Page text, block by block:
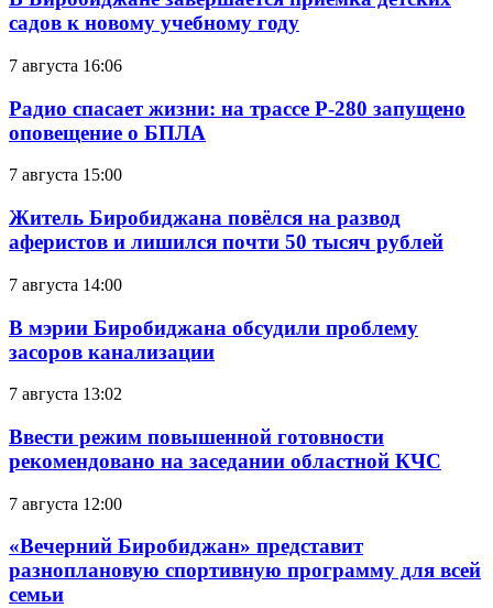
садов к новому учебному году
7 августа 16:06
Радио спасает жизни: на трассе Р-280 запущено
оповещение о БПЛА
7 августа 15:00
Житель Биробиджана повёлся на развод
аферистов и лишился почти 50 тысяч рублей
7 августа 14:00
В мэрии Биробиджана обсудили проблему
засоров канализации
7 августа 13:02
Ввести режим повышенной готовности
рекомендовано на заседании областной КЧС
7 августа 12:00
«Вечерний Биробиджан» представит
разноплановую спортивную программу для всей
семьи